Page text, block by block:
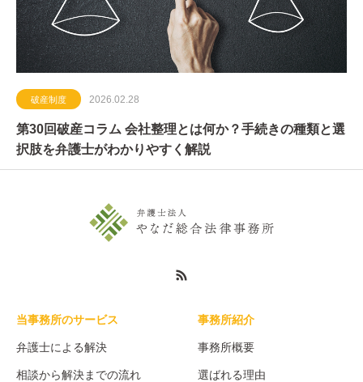
破産制度 2026.02.28
第30回破産コラム 会社整理とは何か？手続きの種類と選
択肢を弁護士がわかりやすく解説
当事務所のサービス
弁護士による解決
相談から解決までの流れ
事務所紹介
事務所概要
選ばれる理由